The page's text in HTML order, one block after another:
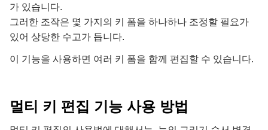
가 있습니다.
그러한 조작은 몇 가지의 키 폼을 하나하나 조정할 필요가
있어 상당한 수고가 듭니다.
이 기능을 사용하면 여러 키 폼을 함께 편집할 수 있습니다.
멀티 키 편집 기능 사용 방법